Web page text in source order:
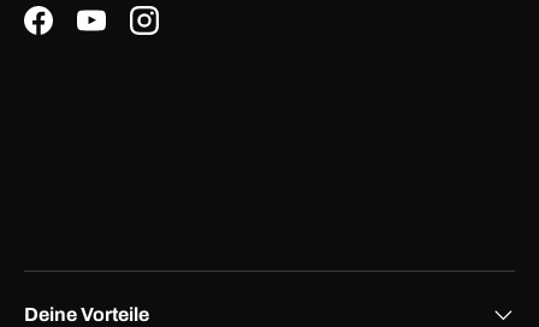
FacebookYouTubeInstagram
Deine Vorteile